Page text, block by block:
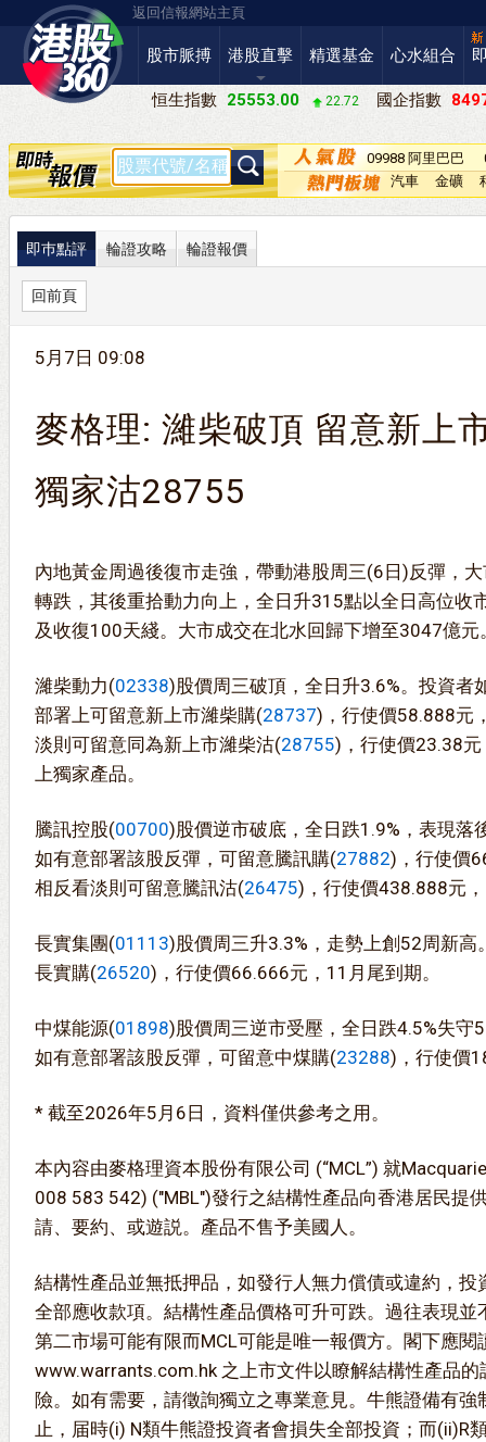
返回信報網站主頁
股市脈搏 港股直擊 精選基金 心水組合
恒生指數 25553.00 22.72 國企指數
09988 阿里巴巴
－Ｗ汽車
金礦
即巿點評 輪證攻略 輪證報價
回前頁
5月7日 09:08
麥格理: 濰柴破頂 留意新上
獨家沽28755
內地黃金周過後復市走強，帶動港股周三(6日)反彈，
轉跌，其後重拾動力向上，全日升315點以全日高位收
及收復100天綫。大市成交在北水回歸下增至3047億元
濰柴動力(02338)股價周三破頂，全日升3.6%。投資者
部署上可留意新上市濰柴購(28737)，行使價58.888元
淡則可留意同為新上市濰柴沽(28755)，行使價23.38
上獨家產品。
騰訊控股(00700)股價逆市破底，全日跌1.9%，表現落
如有意部署該股反彈，可留意騰訊購(27882)，行使價
相反看淡則可留意騰訊沽(26475)，行使價438.888元
長實集團(01113)股價周三升3.3%，走勢上創52周新高
長實購(26520)，行使價66.666元，11月尾到期。
中煤能源(01898)股價周三逆市受壓，全日跌4.5%失守
如有意部署該股反彈，可留意中煤購(23288)，行使價
* 截至2026年5月6日，資料僅供參考之用。
本內容由麥格理資本股份有限公司 (“MCL”) 就
008 583 542) ("MBL")發行之結構性產品向香港居民提
請、要約、或遊説。產品不售予美國人。
結構性產品並無抵押品，如發行人無力償債或違約，投
全部應收款項。結構性產品價格可升可跌。過往表現並
第二市場可能有限而MCL可能是唯一報價方。閣下應閱
www.warrants.com.hk 之上市文件以瞭解結構性產品
險。如有需要，請徵詢獨立之專業意見。牛熊證備有
止，届時(i) N類牛熊證投資者會損失全部投資；而(ii)R